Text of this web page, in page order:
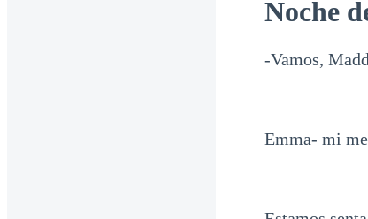
Noche
-Vamos,
Emma- mi